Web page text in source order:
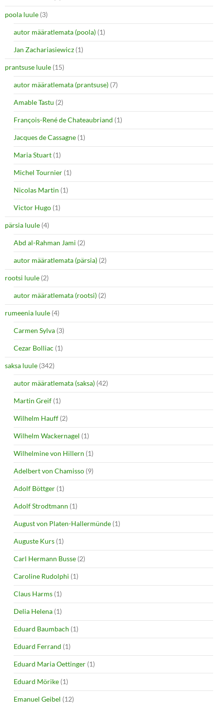
poola luule (3)
autor määratlemata (poola) (1)
Jan Zachariasiewicz (1)
prantsuse luule (15)
autor määratlemata (prantsuse) (7)
Amable Tastu (2)
François-René de Chateaubriand (1)
Jacques de Cassagne (1)
Maria Stuart (1)
Michel Tournier (1)
Nicolas Martin (1)
Victor Hugo (1)
pärsia luule (4)
Abd al-Rahman Jami (2)
autor määratlemata (pärsia) (2)
rootsi luule (2)
autor määratlemata (rootsi) (2)
rumeenia luule (4)
Carmen Sylva (3)
Cezar Bolliac (1)
saksa luule (342)
autor määratlemata (saksa) (42)
Martin Greif (1)
Wilhelm Hauff (2)
Wilhelm Wackernagel (1)
Wilhelmine von Hillern (1)
Adelbert von Chamisso (9)
Adolf Böttger (1)
Adolf Strodtmann (1)
August von Platen-Hallermünde (1)
Auguste Kurs (1)
Carl Hermann Busse (2)
Caroline Rudolphi (1)
Claus Harms (1)
Delia Helena (1)
Eduard Baumbach (1)
Eduard Ferrand (1)
Eduard Maria Oettinger (1)
Eduard Mörike (1)
Emanuel Geibel (12)